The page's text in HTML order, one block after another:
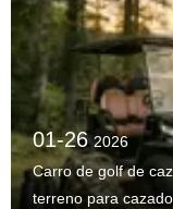
01-26 2026
Carro de golf de
terreno para